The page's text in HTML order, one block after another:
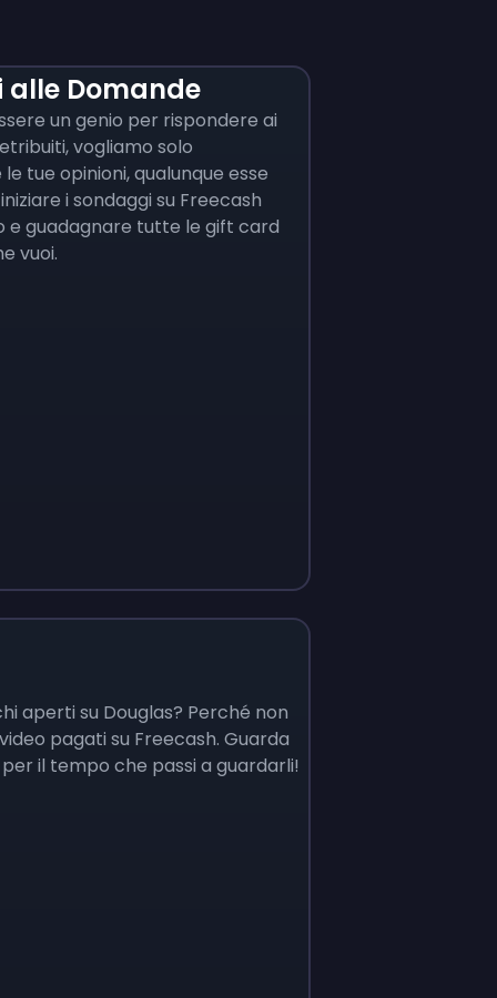
alle Domande
un genio per rispondere ai
vogliamo solo
tue opinioni, qualunque esse
i sondaggi su Freecash
e guadagnare tutte le gift card
vuoi.
aperti su Douglas? Perché non
pagati su Freecash. Guarda
il tempo che passi a guardarli!